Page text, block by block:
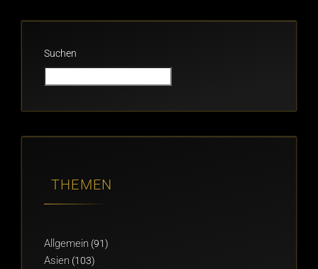
Suchen
THEMEN
Allgemein (91)
Asien (103)